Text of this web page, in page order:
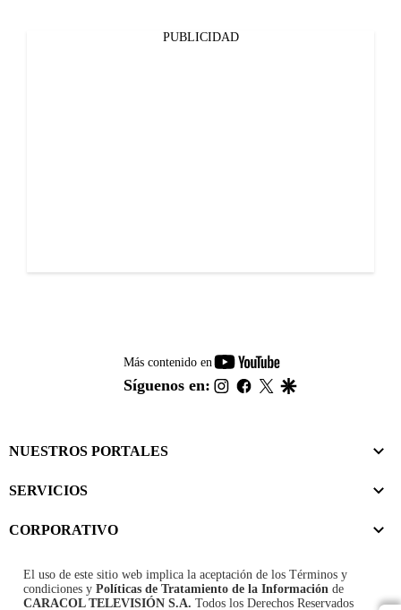
PUBLICIDAD
Más contenido en
youtube-
footer
Síguenos en: instagram
facebook
twitter
NUESTROS PORTALES
SERVICIOS
CORPORATIVO
El uso de este sitio web implica la aceptación de los Términos y
condiciones y Políticas de Tratamiento de la Información de
CARACOL TELEVISIÓN S.A. Todos los Derechos Reservados